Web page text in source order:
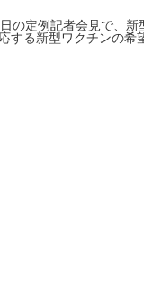
の定例記者会見で、新
する新型ワクチンの希